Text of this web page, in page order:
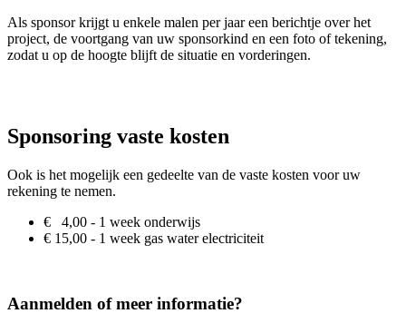
Als sponsor krijgt u enkele malen per jaar een berichtje over het
project, de voortgang van uw sponsorkind en een foto of tekening,
zodat u op de hoogte blijft de situatie en vorderingen.
Sponsoring vaste kosten
Ook is het mogelijk een gedeelte van de vaste kosten voor uw
rekening te nemen.
€ 4,00 - 1 week onderwijs
€ 15,00 - 1 week gas water electriciteit
Aanmelden of meer informatie?